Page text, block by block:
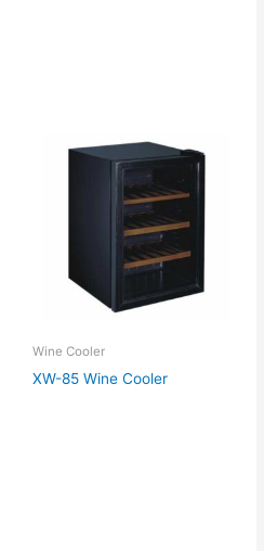
Wine Cooler
XW-85 Wine Cooler